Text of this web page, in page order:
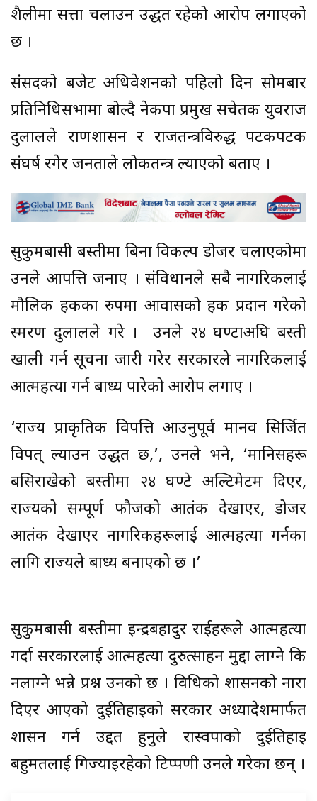
शैलीमा सत्ता चलाउन उद्धत रहेको आरोप लगाएको
छ ।
संसदको बजेट अधिवेशनको पहिलो दिन सोमबार
प्रतिनिधिसभामा बोल्दै नेकपा प्रमुख सचेतक युवराज
दुलालले राणशासन र राजतन्त्रविरुद्ध पटकपटक
संघर्ष रगेर जनताले लोकतन्त्र ल्याएको बताए ।
सुकुमबासी बस्तीमा बिना विकल्प डोजर चलाएकोमा
उनले आपत्ति जनाए । संविधानले सबै नागरिकलाई
मौलिक हकका रुपमा आवासको हक प्रदान गरेको
स्मरण दुलालले गरे । उनले २४ घण्टाअघि बस्ती
खाली गर्न सूचना जारी गरेर सरकारले नागरिकलाई
आत्महत्या गर्न बाध्य पारेको आरोप लगाए ।
‘राज्य प्राकृतिक विपत्ति आउनुपूर्व मानव सिर्जित
विपत् ल्याउन उद्धत छ,’, उनले भने, ‘मानिसहरू
बसिराखेको बस्तीमा २४ घण्टे अल्टिमेटम दिएर,
राज्यको सम्पूर्ण फौजको आतंक देखाएर, डोजर
आतंक देखाएर नागरिकहरूलाई आत्महत्या गर्नका
लागि राज्यले बाध्य बनाएको छ ।’
सुकुमबासी बस्तीमा इन्द्रबहादुर राईहरूले आत्महत्या
गर्दा सरकारलाई आत्महत्या दुरुत्साहन मुद्दा लाग्ने कि
नलाग्ने भन्ने प्रश्न उनको छ । विधिको शासनको नारा
दिएर आएको दुईतिहाइको सरकार अध्यादेशमार्फत
शासन गर्न उद्दत हुनुले रास्वपाको दुईतिहाइ
बहुमतलाई गिज्याइरहेको टिप्पणी उनले गरेका छन् ।